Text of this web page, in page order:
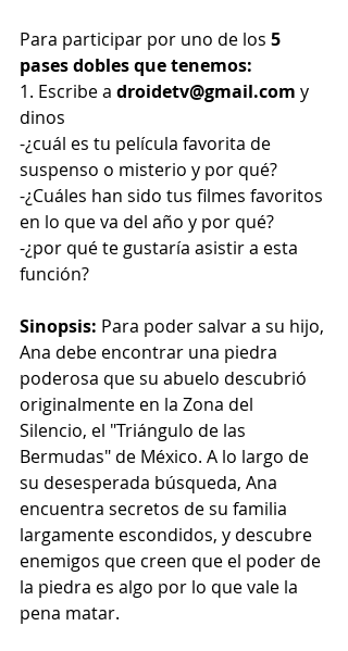
Para participar por uno de los 5
pases dobles que tenemos:
1. Escribe a droidetv@gmail.com y
dinos
-¿cuál es tu película favorita de
suspenso o misterio y por qué?
-¿Cuáles han sido tus filmes favoritos
en lo que va del año y por qué?
-¿por qué te gustaría asistir a esta
función?
Sinopsis: Para poder salvar a su hijo,
Ana debe encontrar una piedra
poderosa que su abuelo descubrió
originalmente en la Zona del
Silencio, el "Triángulo de las
Bermudas" de México. A lo largo de
su desesperada búsqueda, Ana
encuentra secretos de su familia
largamente escondidos, y descubre
enemigos que creen que el poder de
la piedra es algo por lo que vale la
pena matar.